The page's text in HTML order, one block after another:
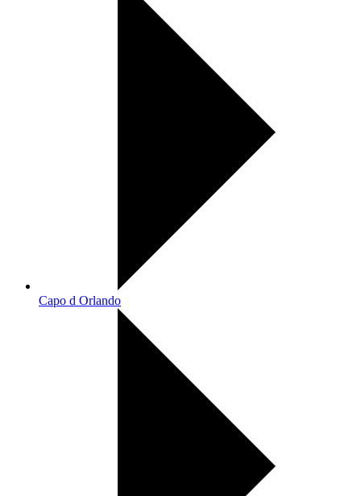
Capo d Orlando